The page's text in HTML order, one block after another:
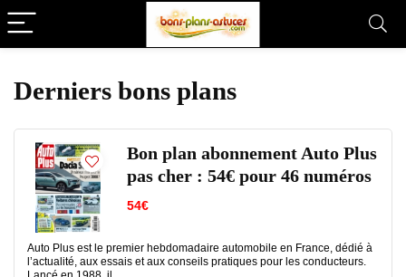
Derniers bons plans
Bon plan abonnement Auto Plus
pas cher : 54€ pour 46 numéros
54€
Auto Plus est le premier hebdomadaire automobile en France, dédié à
l’actualité, aux essais et aux conseils pratiques pour les conducteurs.